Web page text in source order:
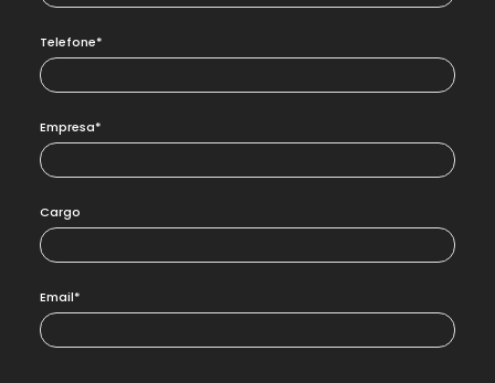
Telefone*
Empresa*
Cargo
Email*